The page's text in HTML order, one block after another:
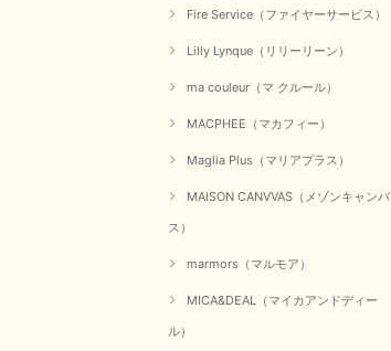
Fire Service（ファイヤーサービス）
Lilly Lynque（リリーリーン）
ma couleur（マ クルール）
MACPHEE（マカフィー）
Maglia Plus（マリアプラス）
MAISON CANVVAS（メゾンキャンバ
ス）
marmors（マルモア）
MICA&DEAL（マイカアンドディー
ル）